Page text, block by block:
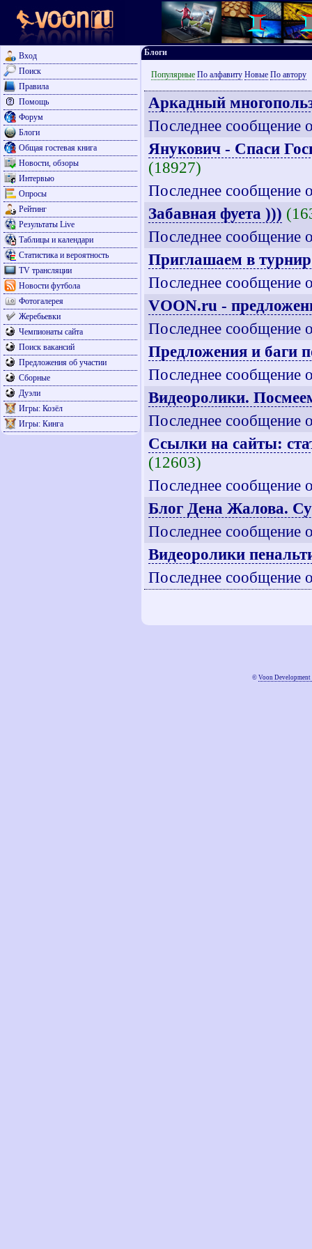
Вход
Поиск
Правила
Помощь
Форум
Блоги
Общая гостевая книга
Новости, обзоры
Интервью
Опросы
Рейтинг
Результаты Live
Таблицы и календари
Статистика и вероятность
TV трансляции
Новости футбола
Фотогалерея
Жеребьевки
Чемпионаты сайта
Поиск вакансий
Предложения об участии
Сборные
Дуэли
Игры: Козёл
Игры: Кинга
Блоги
Популярные По алфавиту Новые По автору
Аркадный
Последнее сообщение
Янукович - Спаси
(18927)
Последнее сообщение
Забавная фуета )))
Последнее сообщение
Приглашаем в турнир
Последнее сообщение
VOON.ru -
Последнее сообщение
Предложения и баги
Последнее сообщение
Видеоролики.
Последнее сообщение
Ссылки на сайты:
(12603)
Последнее сообщение
Блог Дена Жалова.
Последнее сообщение
Видеоролики
Последнее сообщение
© Voon Development